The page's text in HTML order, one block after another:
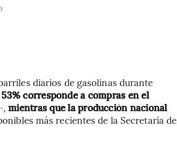
diarios de gasolinas durante
53% corresponde a compras en el
mientras que la producción nacional
más recientes de la Secretaría de